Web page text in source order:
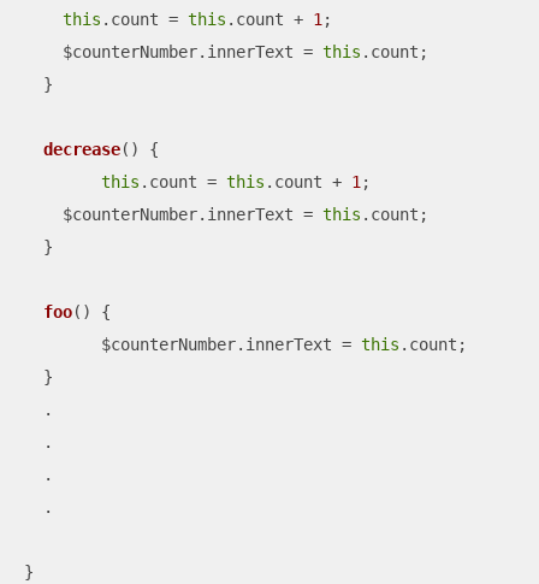
this .count = this .count + 1 ;
    $counterNumber.innerText =
this .count;
  }
decrease( )
{
this .count = this .count + 1 ;
    $counterNumber.innerText =
this .count;
  }
foo( )
{
  	$counterNumber.innerText =
this .count;
  }
  .
  .
  .
  .
}